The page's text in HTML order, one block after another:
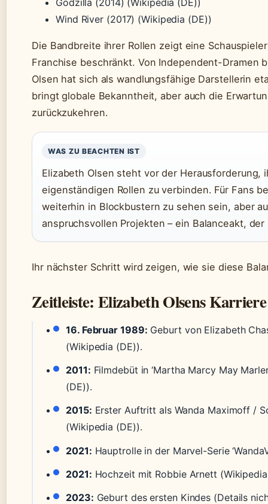
Godzilla (2014) (Wikipedia (DE))
Wind River (2017) (Wikipedia (DE))
Die Bandbreite ihrer Rollen zeigt eine
Franchise beschränkt. Von Independent-Dramen
Olsen hat sich als wandlungsfähige Darstellerin
bringt globale Bekanntheit, aber auch die
zurückzukehren.
WAS ZU BEACHTEN IST
Elizabeth Olsen steht vor der
eigenständigen Rollen zu verbinden. Für Fans
weiterhin in Blockbustern zu sehen sein, aber
anspruchsvollen Projekten – ein Balanceakt,
Ihr nächster Schritt wird zeigen, wie sie diese
Zeitleiste: Elizabeth Olsens
16. Februar 1989: Geburt von Elizabeth
(Wikipedia (DE)).
2011: Filmdebüt in ‘Martha Marcy May
(DE)).
2015: Erster Auftritt als Wanda Maximoff /
(Wikipedia (DE)).
2021: Hauptrolle in der Marvel-Serie
2021: Hochzeit mit Robbie Arnett
2023: Geburt des ersten Kindes (Details